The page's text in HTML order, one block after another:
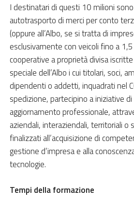
I destinatari di questi 10 milioni
autotrasporto di merci per conto
(oppure all’Albo, se si tratta di
esclusivamente con veicoli fino a
cooperative a proprietà divisa
speciale dell’Albo i cui titolari, soci,
dipendenti o addetti, inquadrati nel
spedizione, partecipino a iniziative
aggiornamento professionale,
aziendali, interaziendali, territoriali o
finalizzati all’acquisizione di
gestione d’impresa e alla
tecnologie.
Tempi della formazione